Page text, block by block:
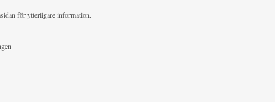
för ytterligare information.